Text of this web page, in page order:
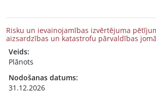
Risku un ievainojamības izvērtējuma
aizsardzības un katastrofu pārvaldības
Veids:
Plānots
Nodošanas datums:
31.12.2026